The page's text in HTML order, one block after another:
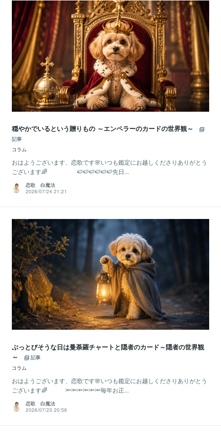
穏やかでいるという贈りもの ～エンペラーのカードの世界観～
記事
コラム
おはようございます、恋歌です🌸いつも鑑定にお越しくださりありがとう
ございます🌈 🍉🍉🍉🍉🍉🍉先日...
恋歌 白魔法
2026/07/24 21:21
ぶっとびそうな日は曼荼羅チャートと隠者のカード～隠者の世界観
～
記事
コラム
おはようございます、恋歌です🌸いつも鑑定にお越しくださりありがとう
ございます🌈 🔦🔦🔦🔦🔦🔦毎年お正...
恋歌 白魔法
2026/07/23 20:56